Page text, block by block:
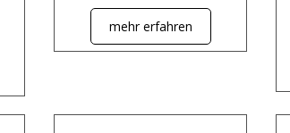
mehr erfahren